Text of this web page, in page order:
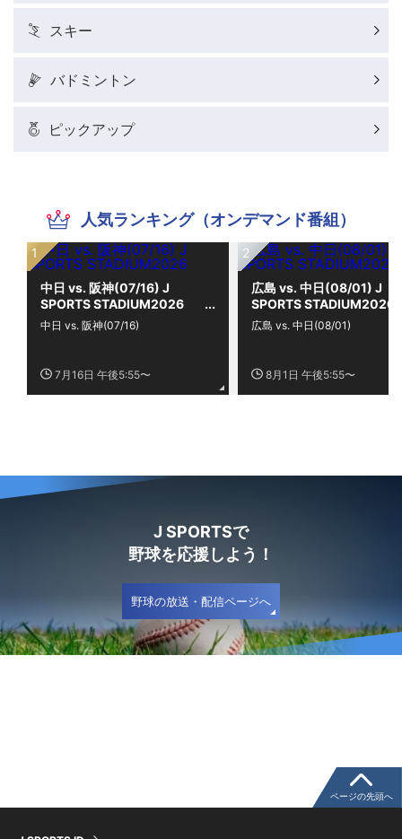
スキー
バドミントン
ピックアップ
人気ランキング（オンデマンド番組）
中日 vs. 阪神(07/16) J
SPORTS STADIUM2026
7月16日 午後5:55〜
中日 vs. 阪神(07/16)
広島 vs. 中日(08/01) J
SPORTS STADIUM2026
8月1日 午後5:55〜
広島 vs. 中日(08/01)
J SPORTSで
野球を応援しよう！
野球の放送・配信ページへ
ページの先頭へ